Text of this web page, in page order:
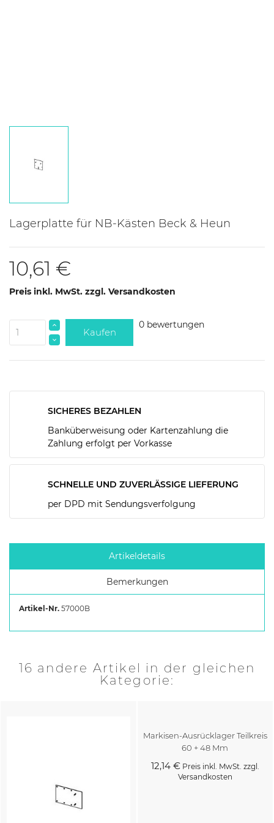
Lagerplatte für NB-Kästen Beck & Heun
10,61 €
Preis inkl. MwSt. zzgl. Versandkosten
Kaufen
0 bewertungen
SICHERES BEZAHLEN
Banküberweisung oder Kartenzahlung die
Zahlung erfolgt per Vorkasse
SCHNELLE UND ZUVERLÄSSIGE LIEFERUNG
per DPD mit Sendungsverfolgung
Artikeldetails
Bemerkungen
Artikel-Nr. 57000B
16 andere Artikel in der gleichen
Kategorie:
Markisen-Ausrücklager Teilkreis
60 + 48 Mm
12,14 €Preis inkl. MwSt. zzgl.
Versandkosten